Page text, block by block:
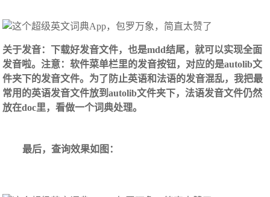
关于发音：下载好发音文件，也是mdd结尾，就可以实现全面
发音啦。注意：软件菜单栏里的发音按钮，对应的是autolib文
件夹下的发音文件。为了防止英语和法语的发音混乱，我把最
常用的英语发音文件放到autolib文件夹下，法语发音文件仍然
放在doc里，看做一个词典处理。
最后，查询效果如图：